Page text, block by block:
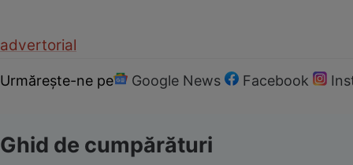
advertorial
Urmărește-ne pe Google News Facebook
Ghid de cumpărături